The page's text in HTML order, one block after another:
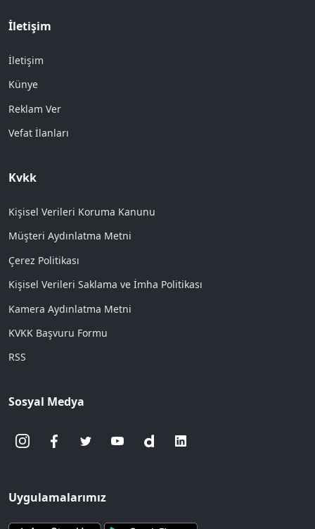
İletişim
İletişim
Künye
Reklam Ver
Vefat İlanları
Kvkk
Kişisel Verileri Koruma Kanunu
Müşteri Aydınlatma Metni
Çerez Politikası
Kişisel Verileri Saklama ve İmha Politikası
Kamera Aydınlatma Metni
KVKK Başvuru Formu
RSS
Sosyal Medya
Uygulamalarımız